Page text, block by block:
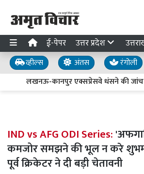
ई-पेपर उत्तर प्रदेश
व्हील्स अंतस रंगोली
लखनऊ-कानपुर एक्सप्रेसवे धंसने की जांच
IND vs AFG ODI Series:
कमजोर समझने की भूल न करे
पूर्व क्रिकेटर ने दी बड़ी चेतावनी